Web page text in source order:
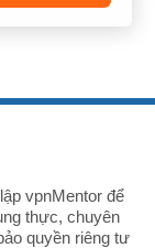
vpnMentor để
thực, chuyên
quyền riêng tư